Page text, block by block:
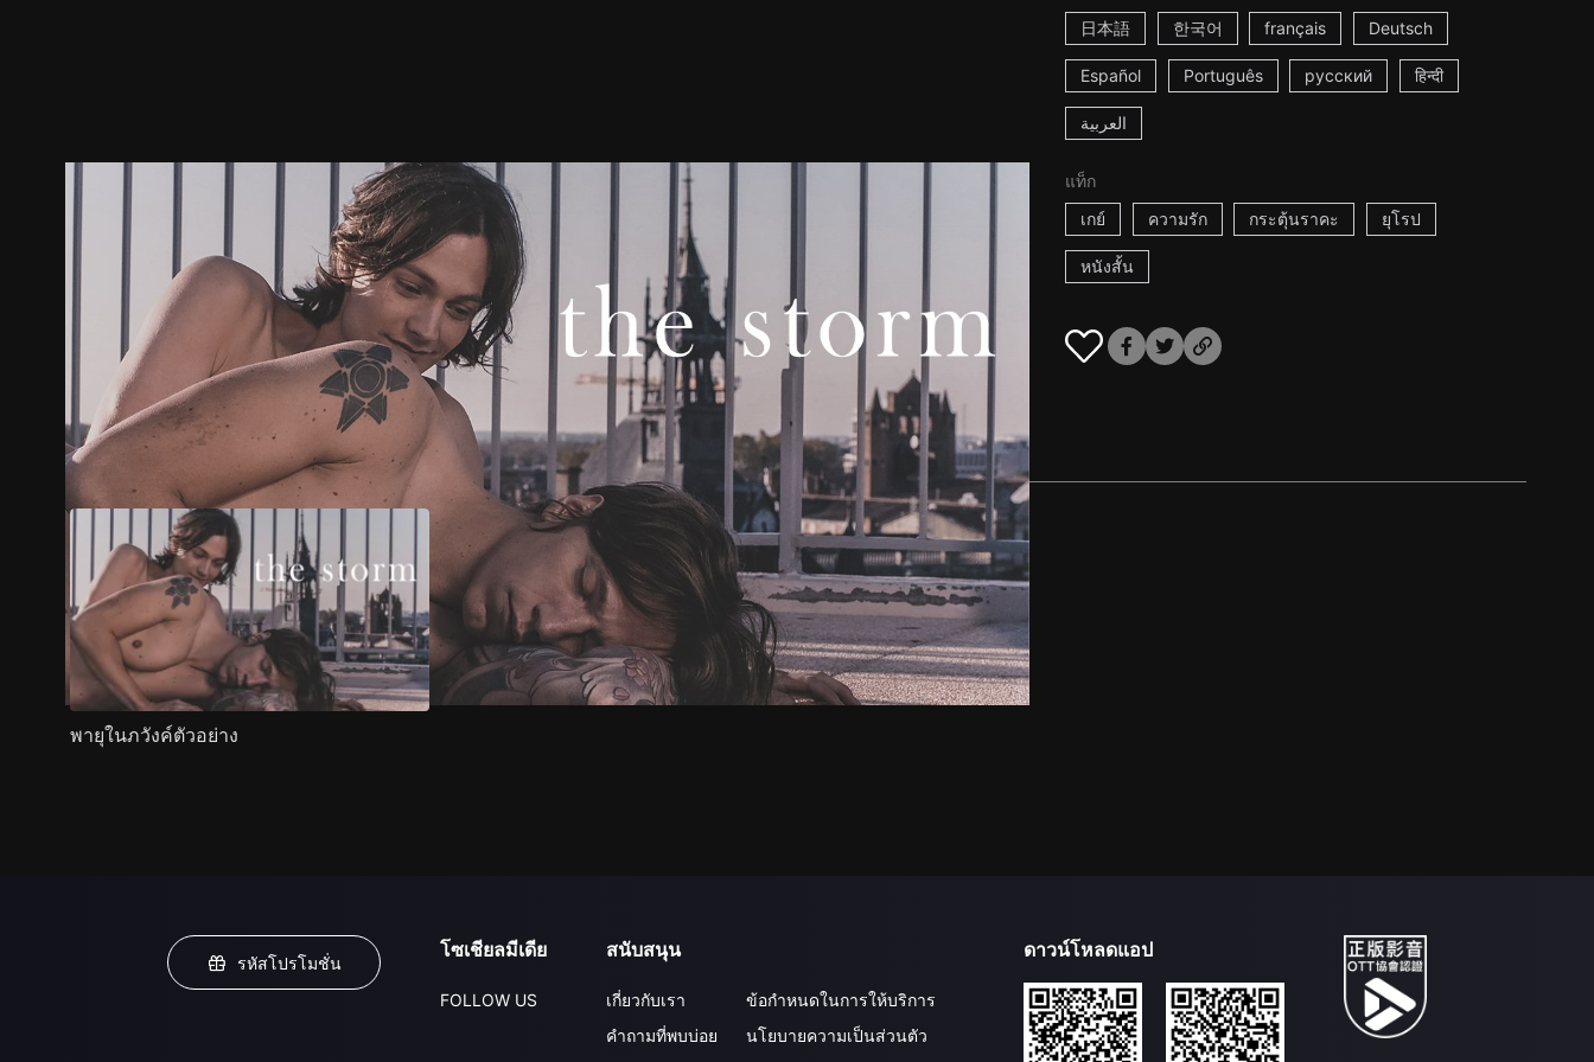
日本語 한국어 français Deutsch
Español Português русский हिन्दी
العربية
แท็ก
เกย์
ความรัก กระตุ้นราคะ ยุโรป
หนังสั้น
ตัวอย่าง ภาพนิ่ง เนื้อหาที่แนะนำ รายละเอียด
พายุในภวังค์ตัวอย่าง
รหัสโปรโมชั่น
โซเชียลมีเดีย
FOLLOW US
สนับสนุน
เกี่ยวกับเรา
คำถามที่พบบ่อย
ข้อกำหนดในการให้บริการ
นโยบายความเป็นส่วนตัว
ดาวน์โหลดแอป